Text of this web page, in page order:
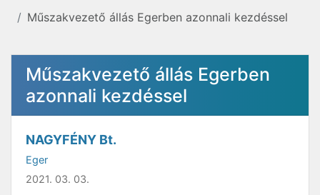
Műszakvezető állás Egerben azonnali kezdéssel
Műszakvezető állás Egerben
azonnali kezdéssel
NAGYFÉNY Bt.
Eger
2021. 03. 03.